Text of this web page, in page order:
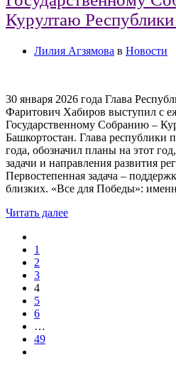
Курултаю
Лилия Агзямова в Новости
30 января 2026 года Глава
Фаритович Хабиров выступил с
Государственному Собранию –
Башкортостан. Глава республики
года, обозначил планы на этот
задачи и направления развития
Первостепенная задача –
близких. «Все для Победы»:
Читать далее
1
2
3
4
5
6
…
49